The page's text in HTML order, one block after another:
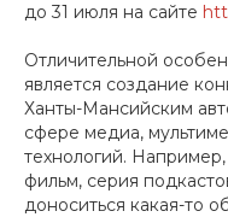
до 31 июля на сайте
Отличительной
является создание
Ханты-Мансийским
сфере медиа,
технологий.
фильм, серия
доноситься какая-то